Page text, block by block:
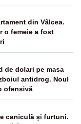
din Vâlcea.
o femeie a fost
de dolari pe masa
antidrog. Noul
ofensivă
caniculă și furtuni.